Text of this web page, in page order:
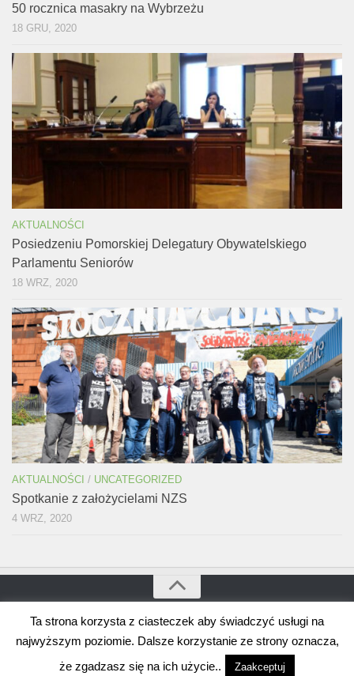
50 rocznica masakry na Wybrzeżu
18 GRU, 2020
AKTUALNOŚCI
Posiedzeniu Pomorskiej Delegatury Obywatelskiego
Parlamentu Seniorów
18 WRZ, 2020
AKTUALNOŚCI / UNCATEGORIZED
Spotkanie z założycielami NZS
4 WRZ, 2020
Bogdan Borusewicz © 2026. Wszystkie prawa zastrzeżone
Wspierane przez WordPress. Szablon autorstwaAlx.
Ta strona korzysta z ciasteczek aby świadczyć usługi na
najwyższym poziomie. Dalsze korzystanie ze strony oznacza,
że zgadzasz się na ich użycie..
Zaakceptuj